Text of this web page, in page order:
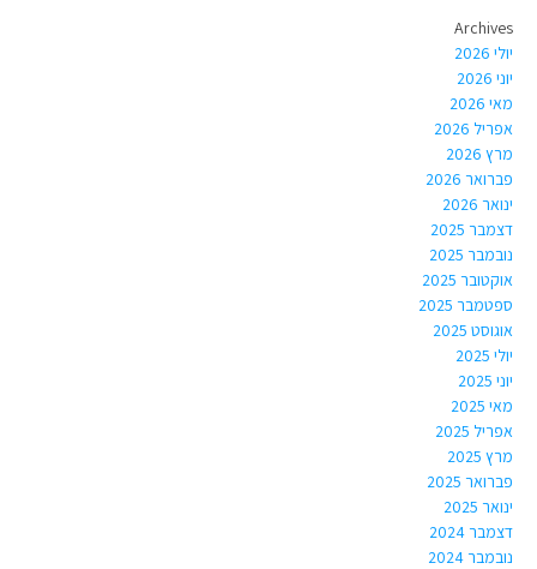
Archives
יולי 2026
יוני 2026
מאי 2026
אפריל 2026
מרץ 2026
פברואר 2026
ינואר 2026
דצמבר 2025
נובמבר 2025
אוקטובר 2025
ספטמבר 2025
אוגוסט 2025
יולי 2025
יוני 2025
מאי 2025
אפריל 2025
מרץ 2025
פברואר 2025
ינואר 2025
דצמבר 2024
נובמבר 2024